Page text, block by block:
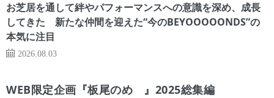
お芝居を通して絆やパフォーマンスへの意識を深め、成長
してきた 新たな仲間を迎えた“今のBEYOOOOONDS”の
本気に注目
2026.08.03
WEB限定企画『板尾のめ゙』2025総集編